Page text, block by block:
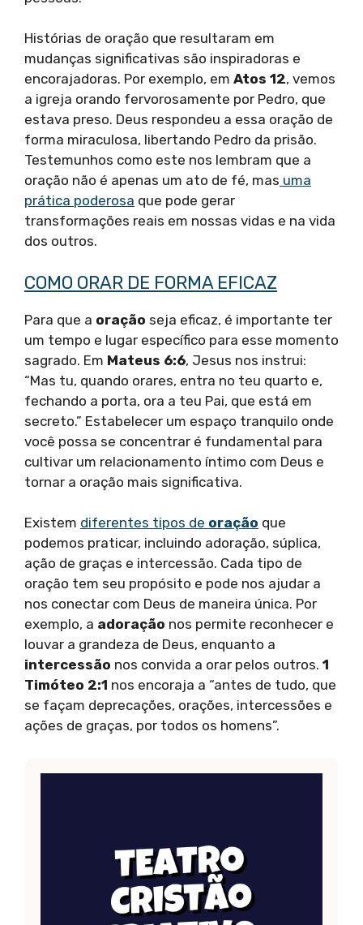
Histórias de oração que resultaram em
mudanças significativas são inspiradoras e
encorajadoras. Por exemplo, em Atos 12, vemos
a igreja orando fervorosamente por Pedro, que
estava preso. Deus respondeu a essa oração de
forma miraculosa, libertando Pedro da prisão.
Testemunhos como este nos lembram que a
oração não é apenas um ato de fé, mas uma
prática poderosa que pode gerar
transformações reais em nossas vidas e na vida
dos outros.
COMO ORAR DE FORMA EFICAZ
Para que a oração seja eficaz, é importante ter
um tempo e lugar específico para esse momento
sagrado. Em Mateus 6:6, Jesus nos instrui:
“Mas tu, quando orares, entra no teu quarto e,
fechando a porta, ora a teu Pai, que está em
secreto.” Estabelecer um espaço tranquilo onde
você possa se concentrar é fundamental para
cultivar um relacionamento íntimo com Deus e
tornar a oração mais significativa.
Existem diferentes tipos de oração que
podemos praticar, incluindo adoração, súplica,
ação de graças e intercessão. Cada tipo de
oração tem seu propósito e pode nos ajudar a
nos conectar com Deus de maneira única. Por
exemplo, a adoração nos permite reconhecer e
louvar a grandeza de Deus, enquanto a
intercessão nos convida a orar pelos outros. 1
Timóteo 2:1 nos encoraja a “antes de tudo, que
se façam deprecações, orações, intercessões e
ações de graças, por todos os homens”.